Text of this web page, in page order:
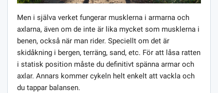
Men i själva verket fungerar musklerna i armarna och
axlarna, även om de inte är lika mycket som musklerna i
benen, också när man rider. Speciellt om det är
skidåkning i bergen, terräng, sand, etc. För att låsa ratten
i statisk position måste du definitivt spänna armar och
axlar. Annars kommer cykeln helt enkelt att vackla och
du tappar balansen.